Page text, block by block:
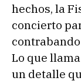
hechos, la
concierto
Lo que
un detalle